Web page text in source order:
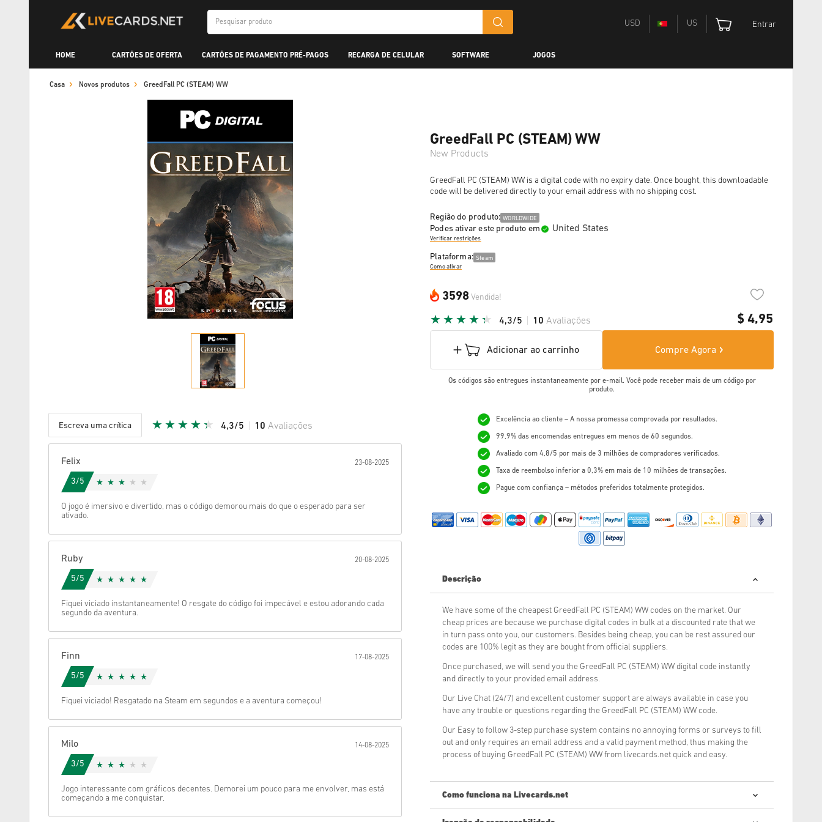
USD US Entrar
HOME CARTÕES DE OFERTA CARTÕES DE PAGAMENTO PRÉ-PAGOS RECARGA DE CELULAR SOFTWARE JOGOS
Casa Novos produtos GreedFall PC (STEAM) WW
Escreva uma crítica 4,3/5 10 Avaliações
Cancelar
Felix 23-08-2025
3/5
O jogo é imersivo e divertido, mas o código demorou mais do que o esperado para ser
ativado.
Ruby 20-08-2025
5/5
Fiquei viciado instantaneamente! O resgate do código foi impecável e estou adorando cada
segundo da aventura.
Finn 17-08-2025
5/5
Fiquei viciado! Resgatado na Steam em segundos e a aventura começou!
Milo 14-08-2025
3/5
Jogo interessante com gráficos decentes. Demorei um pouco para me envolver, mas está
começando a me conquistar.
GreedFall PC (STEAM) WW
New Products
GreedFall PC (STEAM) WW is a digital code with no expiry date. Once bought, this downloadable
code will be delivered directly to your email address with no shipping cost.
Região do produto: WORLDWIDE
Podes ativar este produto em United States
Verificar restrições
Plataforma: Steam
Como ativar
3598 Vendida!
$ 4,95
4,3/5 10 Avaliações
Adicionar ao carrinho Compre Agora
Os códigos são entregues instantaneamente por e-mail. Você pode receber mais de um código por
produto.
Excelência ao cliente – A nossa promessa comprovada por resultados.
99,9% das encomendas entregues em menos de 60 segundos.
Avaliado com 4,8/5 por mais de 3 milhões de compradores verificados.
Taxa de reembolso inferior a 0,3% em mais de 10 milhões de transações.
Pague com confiança – métodos preferidos totalmente protegidos.
Descrição
We have some of the cheapest GreedFall PC (STEAM) WW codes on the market. Our
cheap prices are because we purchase digital codes in bulk at a discounted rate that we
in turn pass onto you, our customers. Besides being cheap, you can be rest assured our
codes are 100% legit as they are bought from official suppliers.
Once purchased, we will send you the GreedFall PC (STEAM) WW digital code instantly
and directly to your provided email address.
Our Live Chat (24/7) and excellent customer support are always available in case you
have any trouble or questions regarding the GreedFall PC (STEAM) WW code.
Our Easy to follow 3-step purchase system contains no annoying forms or surveys to fill
out and only requires an email address and a valid payment method, thus making the
process of buying GreedFall PC (STEAM) WW from livecards.net quick and easy.
Como funciona na Livecards.net